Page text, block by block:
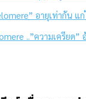
อายุเท่ากัน แ
..”ความเครียด”